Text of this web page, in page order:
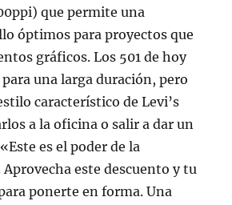
que permite una
óptimos para proyectos que
gráficos. Los 501 de hoy
una larga duración, pero
característico de Levi’s
a la oficina o salir a dar un
es el poder de la
este descuento y tu
ponerte en forma. Una